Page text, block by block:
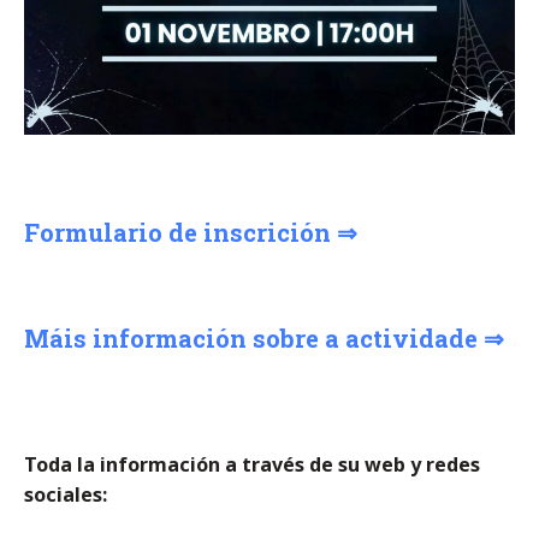
Formulario de inscrición ⇒
Máis información sobre a actividade ⇒
Toda la información a través de su web y redes
sociales: